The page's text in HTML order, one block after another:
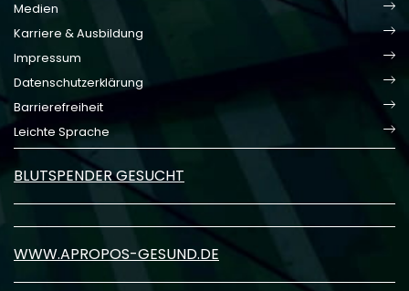
Medien
Karriere & Ausbildung
Impressum
Datenschutzerklärung
Barrierefreiheit
Leichte Sprache
BLUTSPENDER GESUCHT
WWW.APROPOS-GESUND.DE